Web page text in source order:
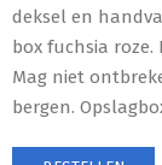
deksel en
box fuchsia roze.
Mag niet
bergen.